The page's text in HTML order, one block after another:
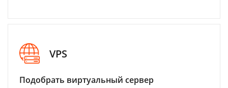
VPS
Подобрать виртуальный сервер